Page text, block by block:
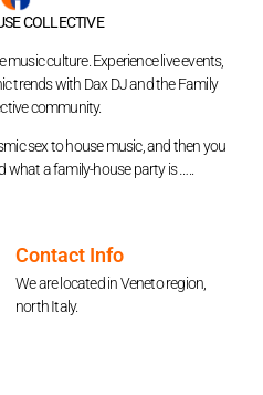
COLLECTIVE
culture. Experience live events,
trends with Dax DJ and the Family
community.
sex to house music, and then you
what a family-house party is …..
Contact Info
We are located in Veneto region,
north Italy.